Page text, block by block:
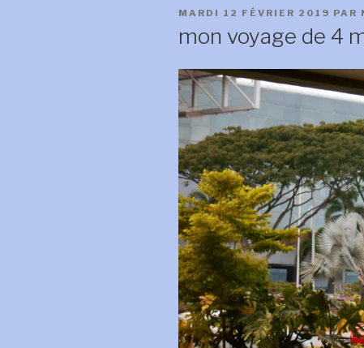
PUBLIÉ
MARDI 12 FÉVRIER 2019 PAR
mon voyage de 4